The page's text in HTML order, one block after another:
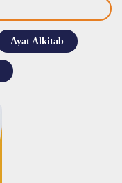
Ayat Alkitab